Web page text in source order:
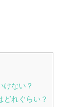
けない？
れぐらい？